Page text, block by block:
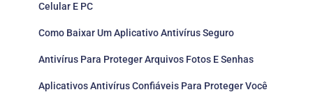
Celular E PC
Como Baixar Um Aplicativo Antivírus Seguro
Antivírus Para Proteger Arquivos Fotos E Senhas
Aplicativos Antivírus Confiáveis Para Proteger Você